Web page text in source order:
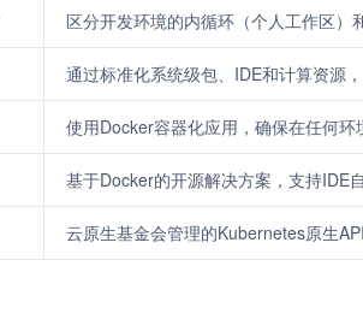
区分开发环境的内循环（个人工作区
通过标准化系统级包、IDE和计算资源
使用Docker容器化应用，确保在任何环
基于Docker的开源解决方案，支持IDE
云原生基金会管理的Kubernetes原生